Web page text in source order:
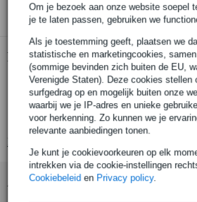
Om je bezoek aan onze website soepel
je te laten passen, gebruiken we
Als je toestemming geeft, plaatsen we
statistische en marketingcookies,
(sommige bevinden zich buiten de EU,
Verenigde Staten). Deze cookies stellen
surfgedrag op en mogelijk buiten onze
waarbij we je IP-adres en unieke
voor herkenning. Zo kunnen we je
relevante aanbiedingen tonen.
Je kunt je cookievoorkeuren op elk
intrekken via de cookie-instellingen
Cookiebeleid en Privacy policy.
Start de check
Productinformatie
set van 6 snaren
geschikt voor: akoestische western / folk
extra heldere klank, ideaal voor dof
Accessoires (25)